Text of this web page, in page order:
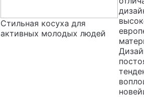
Стильная косуха для
активных молодых людей